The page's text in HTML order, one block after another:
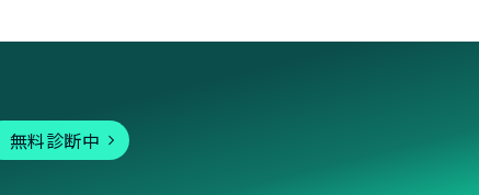
無料診断中